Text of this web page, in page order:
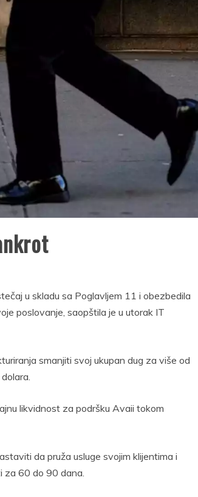
u skladu sa Poglavljem 11 i obezbedila
poslovanje, saopštila je u utorak IT
smanjiti svoj ukupan dug za više od
likvidnost za podršku Avaii tokom
da pruža usluge svojim klijentima i
za 60 do 90 dana.